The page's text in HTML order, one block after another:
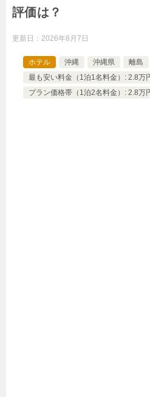
評価は？
更新日： 2026年8月7日
ホテル 沖縄 沖縄県 離島
最も安い料金（1泊1名料金）: 2.8万
プラン価格帯（1泊2名料金）: 2.8万